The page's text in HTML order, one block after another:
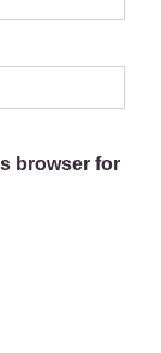
browser for